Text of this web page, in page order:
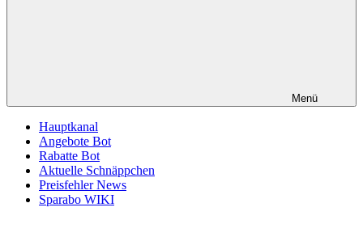
Menü
Hauptkanal
Angebote Bot
Rabatte Bot
Aktuelle Schnäppchen
Preisfehler News
Sparabo WIKI